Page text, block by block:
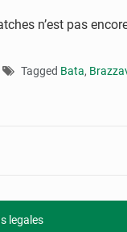
n’est pas
Tagged Bata,
legales